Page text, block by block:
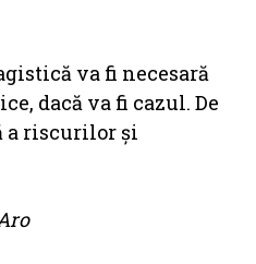
va fi necesară
dacă va fi cazul. De
a riscurilor și